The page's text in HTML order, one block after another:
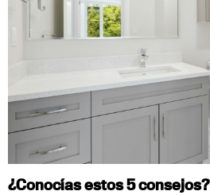
¿Conocías estos 5 consejos?